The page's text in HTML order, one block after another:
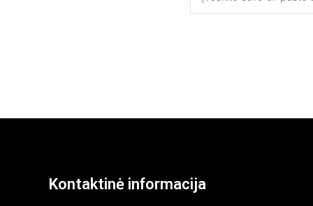
Kontaktinė informacija